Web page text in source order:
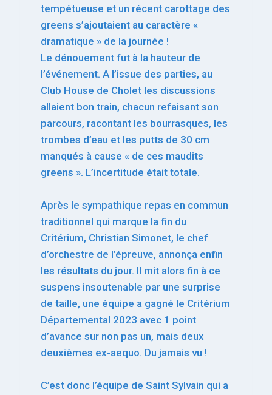
tempétueuse et un récent carottage des
greens s’ajoutaient au caractère «
dramatique » de la journée !
Le dénouement fut à la hauteur de
l’événement. A l’issue des parties, au
Club House de Cholet les discussions
allaient bon train, chacun refaisant son
parcours, racontant les bourrasques, les
trombes d’eau et les putts de 30 cm
manqués à cause « de ces maudits
greens ». L’incertitude était totale.
Après le sympathique repas en commun
traditionnel qui marque la fin du
Critérium, Christian Simonet, le chef
d’orchestre de l’épreuve, annonça enfin
les résultats du jour. Il mit alors fin à ce
suspens insoutenable par une surprise
de taille, une équipe a gagné le Critérium
Départemental 2023 avec 1 point
d’avance sur non pas un, mais deux
deuxièmes ex-aequo. Du jamais vu !
C’est donc l’équipe de Saint Sylvain qui a